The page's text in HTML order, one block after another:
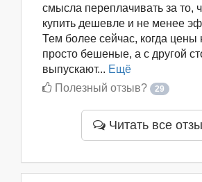
смысла переплачивать за то,
купить дешевле и не менее
Тем более сейчас, когда цены
просто бешеные, а с другой
выпускают... Ещё
Полезный отзыв?
29
Читать все